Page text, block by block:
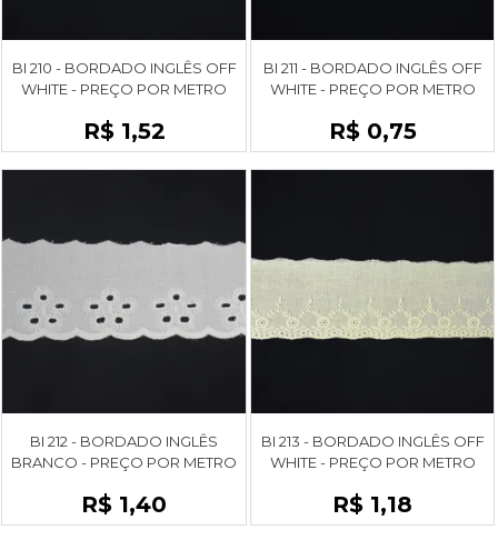
BI 210 - BORDADO INGLÊS OFF
WHITE - PREÇO POR METRO
R$ 1,52
BI 211 - BORDADO INGLÊS OFF
WHITE - PREÇO POR METRO
R$ 0,75
BI 212 - BORDADO INGLÊS
BRANCO - PREÇO POR METRO
R$ 1,40
BI 213 - BORDADO INGLÊS OFF
WHITE - PREÇO POR METRO
R$ 1,18